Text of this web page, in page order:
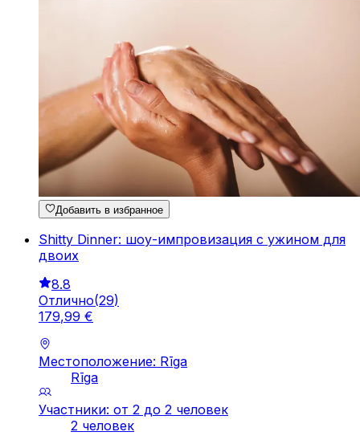
Добавить в избранное
Shitty Dinner: шоу-импровизация с ужином для
двоих
8.8
Отлично(29)
179,99 €
Местоположение: Rīga
Rīga
Участники: от 2 до 2 человек
2 человек